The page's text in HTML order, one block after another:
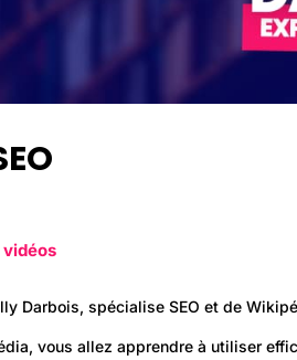
vidéos
Darbois, spécialise SEO et de
vous allez apprendre à utiliser